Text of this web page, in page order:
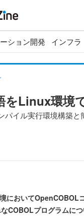
ション開発 インフラ
をLinux環境
パイル実行環境構築と
においてOpenCOBOL
COBOLプログラムにつ